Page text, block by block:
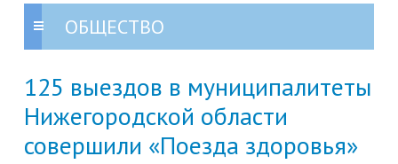
ОБЩЕСТВО
125 выездов в муниципалитеты
Нижегородской области
совершили «Поезда здоровья»